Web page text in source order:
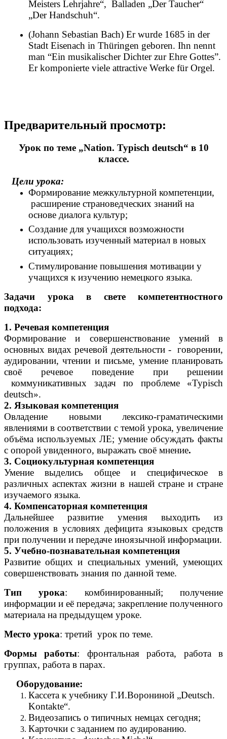
Meisters Lehrjahre“, Balladen „Der Taucher“
„Der Handschuh“.
(Johann Sebastian Bach) Er wurde 1685 in der
Stadt Eisenach in Thüringen geboren. Ihn nennt
man “Ein musikalischer Dichter zur Ehre Gottes”.
Er komponierte viele attractive Werke für Orgel.
Предварительный просмотр:
Урок по теме „Nation. Typisch deutsch“ в 10
классе.
Цели урока:
Формирование межкультурной компетенции,
расширение страноведческих знаний на
основе диалога культур;
Создание для учащихся возможности
использовать изученный материал в новых
ситуациях;
Стимулирование повышения мотивации у
учащихся к изучению немецкого языка.
Задачи урока в свете компетентностного
подхода:
1. Речевая компетенция
Формирование и совершенствование умений в
основных видах речевой деятельности - говорении,
аудировании, чтении и письме, умение планировать
своё речевое поведение при решении
коммуникативных задач по проблеме «Typisch
deutsch».
2. Языковая компетенция
Овладение новыми лексико-граматическими
явлениями в соответствии с темой урока, увеличение
объёма используемых ЛЕ; умение обсуждать факты
с опорой увиденного, выражать своё мнение.
3. Социокультурная компетенция
Умение выделись общее и специфическое в
различных аспектах жизни в нашей стране и стране
изучаемого языка.
4. Компенсаторная компетенция
Дальнейшее развитие умения выходить из
положения в условиях дефицита языковых средств
при получении и передаче иноязычной информации.
5. Учебно-познавательная компетенция
Развитие общих и специальных умений, умеющих
совершенствовать знания по данной теме.
Тип урока: комбинированный; получение
информации и её передача; закрепление полученного
материала на предыдущем уроке.
Место урока: третий урок по теме.
Формы работы: фронтальная работа, работа в
группах, работа в парах.
Оборудование:
Кассета к учебнику Г.И.Ворониной „Deutsch.
Kontakte“.
Видеозапись о типичных немцах сегодня;
Карточки с заданием по аудированию.